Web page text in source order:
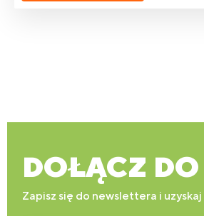
DOŁĄCZ
Zapisz się do newslettera i uzyskaj